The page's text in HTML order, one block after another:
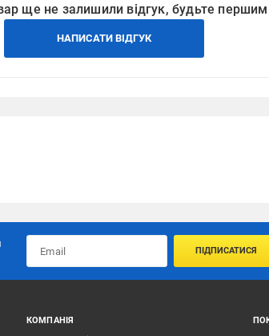
ще не залишили відгук, будьте
НАПИСАТИ ВІДГУК
ПІДПИСАТИСЯ
КОМПАНІЯ